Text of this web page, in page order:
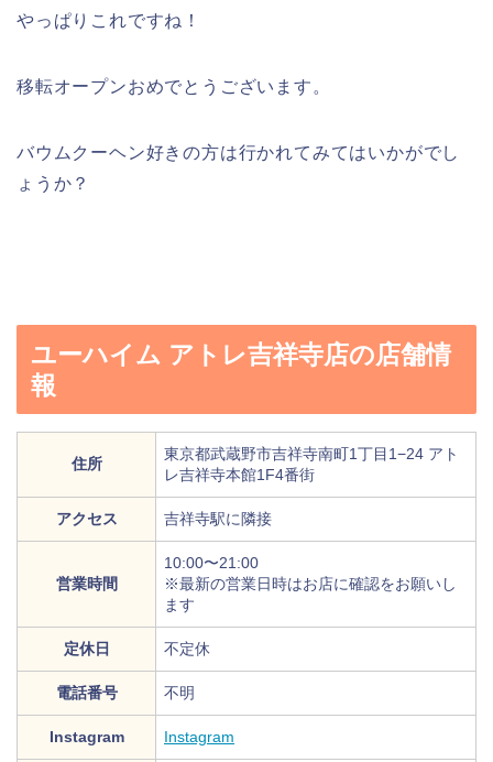
やっぱりこれですね！
移転オープンおめでとうございます。
バウムクーヘン好きの方は行かれてみてはいかがでし
ょうか？
ユーハイム アトレ吉祥寺店の店舗情
報
住所
東京都武蔵野市吉祥寺南町1丁目1−24 アト
レ吉祥寺本館1F4番街
アクセス 吉祥寺駅に隣接
営業時間
10:00〜21:00
※最新の営業日時はお店に確認をお願いし
ます
定休日 不定休
電話番号 不明
Instagram Instagram